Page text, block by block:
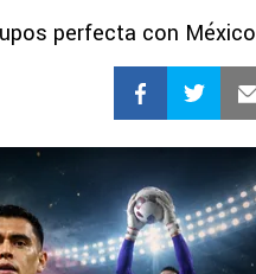
perfecta con México